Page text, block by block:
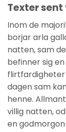
Texter
Inom de
borjar arla
natten, sam
befinner sig
flirtfardigheter
dagen sam
henne.
villig natten,
en